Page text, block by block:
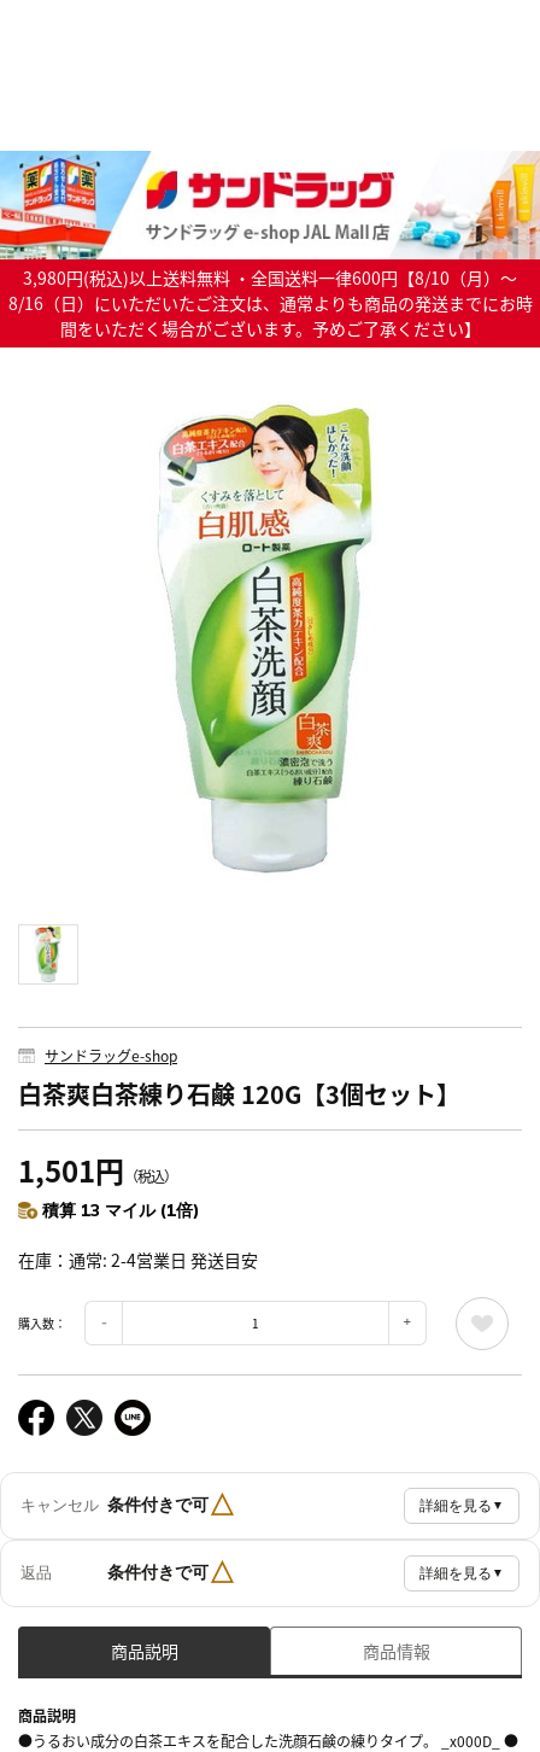
3,980円(税込)以上送料無料 ・全国送料一律600円【8/10（月）～
8/16（日）にいただいたご注文は、通常よりも商品の発送までにお時
間をいただく場合がございます。予めご了承ください】
サンドラッグe-shop
白茶爽白茶練り石鹸 120G【3個セット】
1,501円 （税込）
積算 13 マイル (1倍)
在庫 通常: 2-4営業日 発送目安
購入数：
キャンセル 条件付きで可△ 詳細を見る ▼
返品 条件付きで可△ 詳細を見る ▼
商品説明 商品情報
商品説明
●うるおい成分の白茶エキスを配合した洗顔石鹸の練りタイプ。 _x000D_ ●